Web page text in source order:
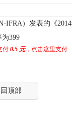
）发表的《2014
399
付 0.5 元，点击这里支付
顶部